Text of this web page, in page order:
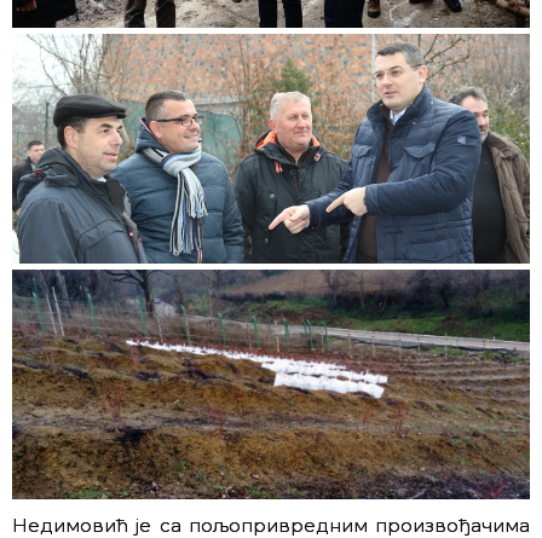
Недимовић је са пољопривредним произвођачима